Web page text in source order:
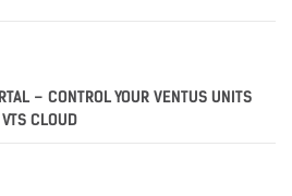
– CONTROL YOUR VENTUS UNITS
CLOUD